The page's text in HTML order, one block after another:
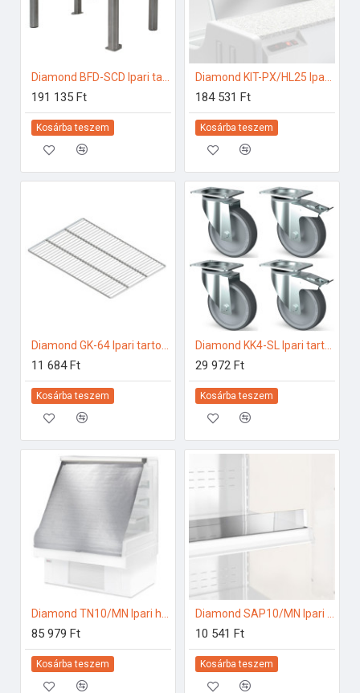
191 135 Ft
Kosárba teszem
184 531 Ft
Kosárba teszem
11 684 Ft
Kosárba teszem
Diamond KK4-SL Ipari tartozékok
29 972 Ft
Kosárba teszem
85 979 Ft
Kosárba teszem
10 541 Ft
Kosárba teszem